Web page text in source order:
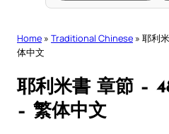
Home » Traditional Chinese » 耶利
体中文
耶利米書 章節 –
– 繁体中文